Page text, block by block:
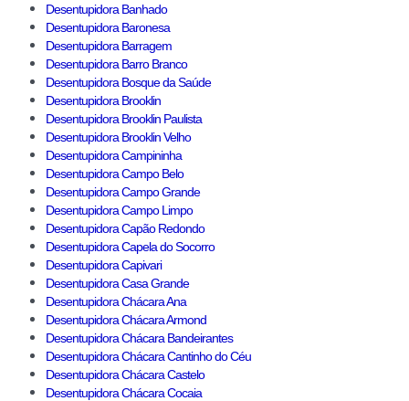
Desentupidora Banhado
Desentupidora Baronesa
Desentupidora Barragem
Desentupidora Barro Branco
Desentupidora Bosque da Saúde
Desentupidora Brooklin
Desentupidora Brooklin Paulista
Desentupidora Brooklin Velho
Desentupidora Campininha
Desentupidora Campo Belo
Desentupidora Campo Grande
Desentupidora Campo Limpo
Desentupidora Capão Redondo
Desentupidora Capela do Socorro
Desentupidora Capivari
Desentupidora Casa Grande
Desentupidora Chácara Ana
Desentupidora Chácara Armond
Desentupidora Chácara Bandeirantes
Desentupidora Chácara Cantinho do Céu
Desentupidora Chácara Castelo
Desentupidora Chácara Cocaia